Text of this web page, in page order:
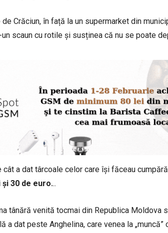
de Crăciun, în față la un supermarket din
scaun cu rotile și susținea că nu se poate
cât a dat târcoale celor care își făceau
și 30 de euro...
tânără venită tocmai din Republica Moldova
a dat peste Anghelina, care venea la